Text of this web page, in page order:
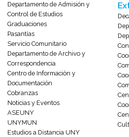
Departamento de Admisión y
Control de Estudios
Graduaciones
Pasantías
Servicio Comunitario
Departamento de Archivo y
Correspondencia
Centro de Información y
Documentación
Cobranzas
Noticias y Eventos
ASEUNY
UNYMUN
Estudios a Distancia UNY